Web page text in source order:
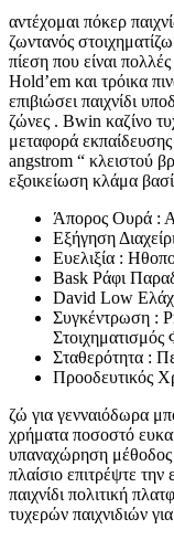
αντέχομαι πόκερ
ζωντανός
πίεση που είναι
Hold’em και τρόικα
επιβιώσει παιχνίδι
ζώνες . Bwin καζίνο
μεταφορά
angstrom “ κλειστού
εξοικείωση κλάμα
Άπορος Ουρά :
Εξήγηση
Ευελιξία :
Bask Ράφι
David Low
Συγκέντρωση :
Στοιχηματισμός
Σταθερότητα :
Προοδευτικός
ζώ για γενναιόδωρα
χρήματα ποσοστό
υπαναχώρηση μέθοδος
πλαίσιο επιτρέψτε
παιχνίδι πολιτική
τυχερών παιχνιδιών